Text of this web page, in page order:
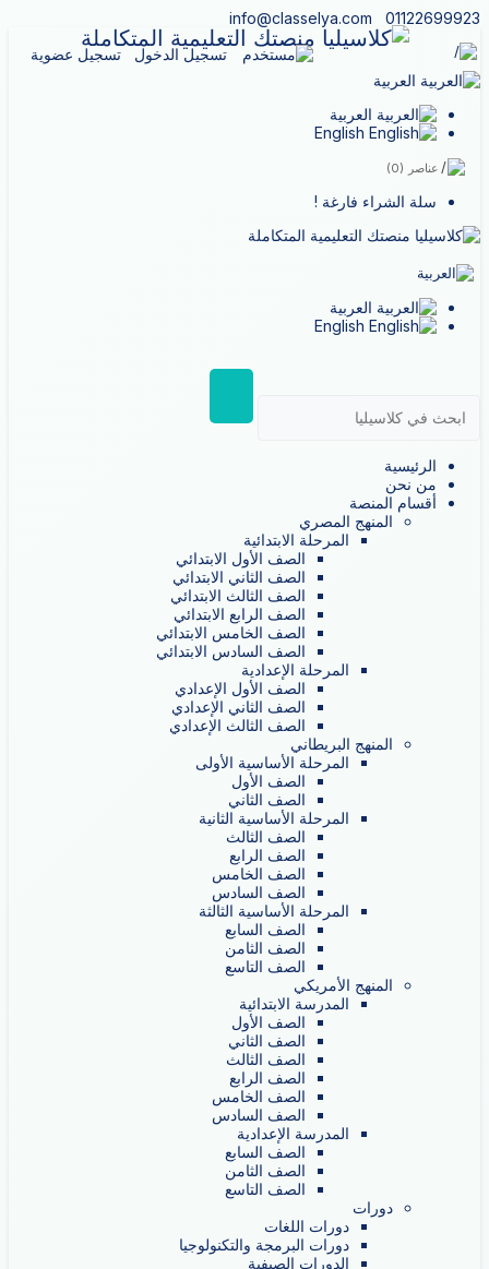
01122699923
info@classelya.com
العربية
العربية
English
عناصر (0)
سلة الشراء فارغة !
تسجيل الدخول تسجيل عضوية
العربية
الرئيسية
من نحن
أقسام المنصة
المنهج المصري
المرحلة الابتدائية
الصف الأول الابتدائي
الصف الثاني الابتدائي
الصف الثالث الابتدائي
الصف الرابع الابتدائي
الصف الخامس الابتدائي
الصف السادس الابتدائي
المرحلة الإعدادية
الصف الأول الإعدادي
الصف الثاني الإعدادي
الصف الثالث الإعدادي
المنهج البريطاني
المرحلة الأساسية الأولى
الصف الأول
الصف الثاني
المرحلة الأساسية الثانية
الصف الثالث
الصف الرابع
الصف الخامس
الصف السادس
المرحلة الأساسية الثالثة
الصف السابع
الصف الثامن
الصف التاسع
المنهج الأمريكي
المدرسة الابتدائية
الصف الأول
الصف الثاني
الصف الثالث
الصف الرابع
الصف الخامس
الصف السادس
المدرسة الإعدادية
الصف السابع
الصف الثامن
الصف التاسع
دورات
دورات اللغات
دورات البرمجة والتكنولوجيا
الدورات الصيفية